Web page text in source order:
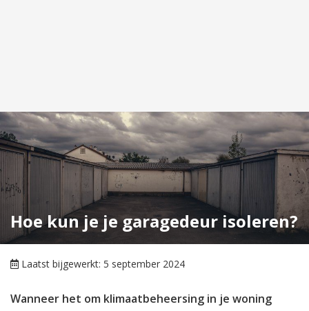
Hoe kun je je garagedeur isoleren?
Laatst bijgewerkt: 5 september 2024
Wanneer het om klimaatbeheersing in je woning